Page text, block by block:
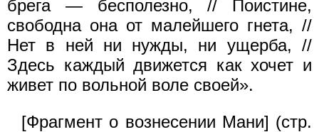
брега — бесполезно, // Поистине,
свободна она от малейшего гнета, //
Нет в ней ни нужды, ни ущерба, //
Здесь каждый движется как хочет и
живет по вольной воле своей».
[Фрагмент о вознесении Мани] (стр.